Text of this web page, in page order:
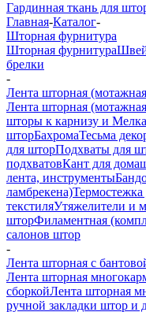
Гардинная ткань для
Главная-Каталог-
Шторная фурнитура
Шторная фурнитура
брелки
-
Лента шторная
Лента шторная
шторы к карнизу и
шторБахромаТесьма
для шторПодхваты для
подхватовКант для
лента, инструменты
ламбрекена)
текстиляУтяжелители и
шторФиламентная
салонов штор
-
Лента шторная с
Лента шторная
сборкойЛента шторная
ручной закладки штор и